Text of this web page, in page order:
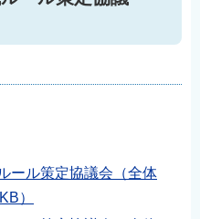
ール策定協議会（全体
）